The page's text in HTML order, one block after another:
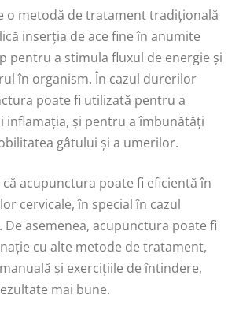
o metodă de tratament tradițională
inserția de ace fine în anumite
pentru a stimula fluxul de energie și
în organism. În cazul durerilor
poate fi utilizată pentru a
inflamația, și pentru a îmbunătăți
gâtului și a umerilor.
acupunctura poate fi eficientă în
cervicale, în special în cazul
asemenea, acupunctura poate fi
cu alte metode de tratament,
și exercițiile de întindere,
mai bune.